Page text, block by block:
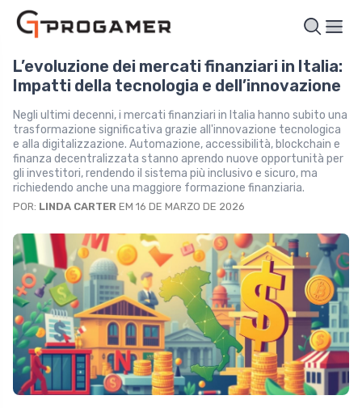
L’evoluzione dei mercati finanziari in Italia:
Impatti della tecnologia e dell’innovazione
Negli ultimi decenni, i mercati finanziari in Italia hanno subito una
trasformazione significativa grazie all'innovazione tecnologica
e alla digitalizzazione. Automazione, accessibilità, blockchain e
finanza decentralizzata stanno aprendo nuove opportunità per
gli investitori, rendendo il sistema più inclusivo e sicuro, ma
richiedendo anche una maggiore formazione finanziaria.
POR: LINDA CARTER EM 16 DE MARZO DE 2026